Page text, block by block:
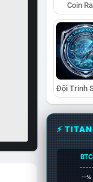
Coin
⚡
BTC
--%